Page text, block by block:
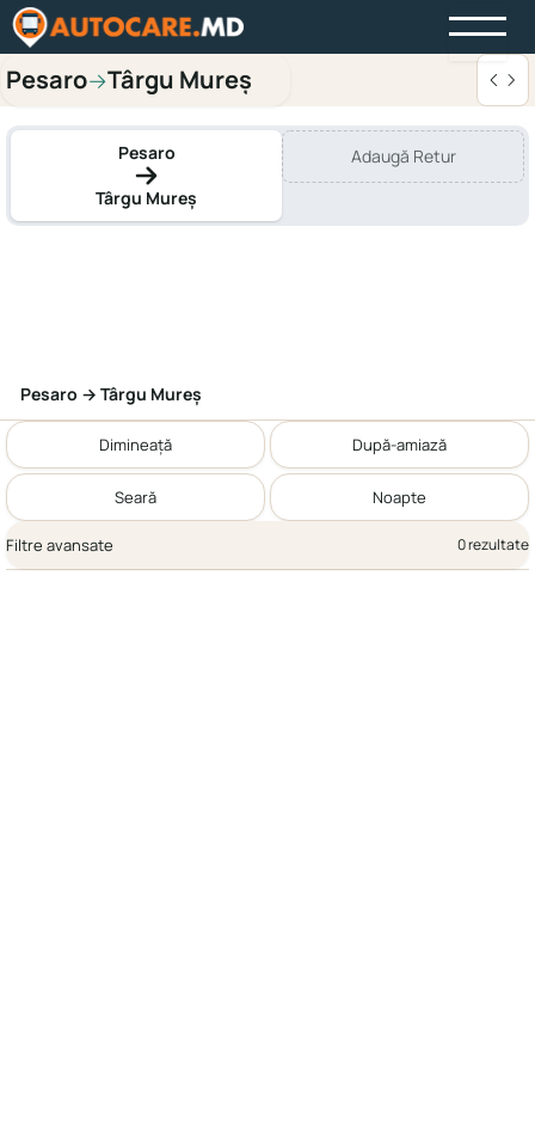
Pesaro→Târgu Mureș
Pesaro
Târgu Mureș
Adaugă Retur
Pesaro → Târgu Mureș
Dimineață După-amiază
Seară Noapte
Filtre avansate 0 rezultate